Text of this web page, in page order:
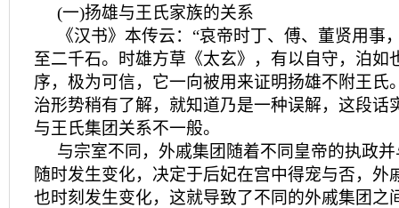
(一)扬雄与王氏家族的关系
《汉书》本传云：“哀帝时丁、傅、董贤用事
至二千石。时雄方草《太玄》，有以自守，泊如
序，极为可信，它一向被用来证明扬雄不附王氏
治形势稍有了解，就知道乃是一种误解，这段话
与王氏集团关系不一般。
与宗室不同，外戚集团随着不同皇帝的执政
随时发生变化，决定于后妃在宫中得宠与否，外
也时刻发生变化，这就导致了不同的外戚集团之